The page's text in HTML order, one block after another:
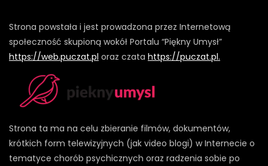
Strona powstała i jest prowadzona przez Internetową
społeczność skupioną wokół Portalu “Piękny Umysł”
https://web.puczat.pl oraz czata https://puczat.pl.
Strona ta ma na celu zbieranie filmów, dokumentów,
krótkich form telewizyjnych (jak video blogi) w Internecie o
tematyce chorób psychicznych oraz radzenia sobie po